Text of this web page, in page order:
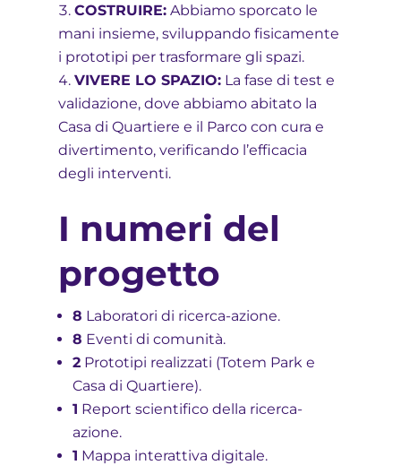
COSTRUIRE:Abbiamo sporcato le
mani insieme, sviluppando fisicamente
i prototipi per trasformare gli spazi.
VIVERE LO SPAZIO:La fase di test e
validazione, dove abbiamo abitato la
Casa di Quartiere e il Parco con cura e
divertimento, verificando l’efficacia
degli interventi.
I numeri del
progetto
8 Laboratori di ricerca-azione.
8 Eventi di comunità.
2Prototipi realizzati (Totem Park e
Casa di Quartiere).
1 Report scientifico della ricerca-
azione.
1 Mappa interattiva digitale.